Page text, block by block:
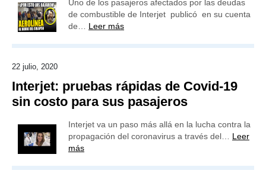
Uno de los pasajeros afectados por las deudas
de combustible de Interjet publicó en su cuenta
de… Leer más
22 julio, 2020
Interjet: pruebas rápidas de Covid-19
sin costo para sus pasajeros
Interjet va un paso más allá en la lucha contra la
propagación del coronavirus a través del… Leer
más